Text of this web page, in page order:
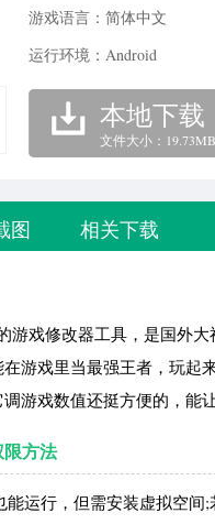
游戏语言：简体中文
运行环境：Android
本地下载
文件大小：19.73MB
图 相关下载
游戏修改器工具，是国外
游戏里当最强王者，玩起
游戏数值还挺方便的，能
方法
运行，但需安装虚拟空间;